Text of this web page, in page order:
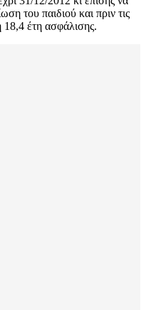
του παιδιού και πριν τις
έτη ασφάλισης.